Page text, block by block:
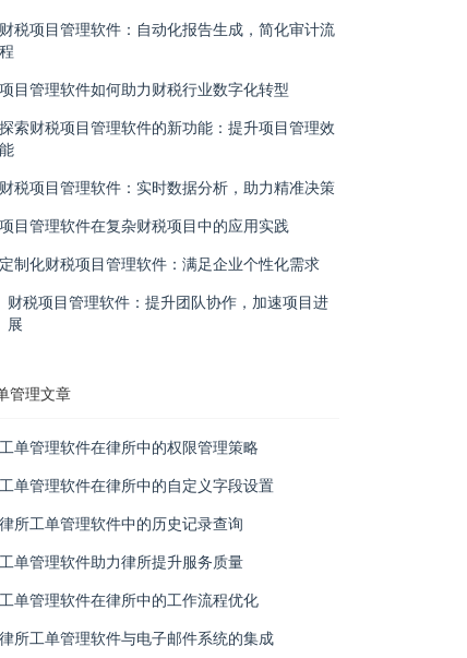
财税项目管理软件：自动化报告生成，简化审计流
程
项目管理软件如何助力财税行业数字化转型
探索财税项目管理软件的新功能：提升项目管理效
能
财税项目管理软件：实时数据分析，助力精准决策
项目管理软件在复杂财税项目中的应用实践
定制化财税项目管理软件：满足企业个性化需求
财税项目管理软件：提升团队协作，加速项目进
展
管理文章
工单管理软件在律所中的权限管理策略
工单管理软件在律所中的自定义字段设置
律所工单管理软件中的历史记录查询
工单管理软件助力律所提升服务质量
工单管理软件在律所中的工作流程优化
律所工单管理软件与电子邮件系统的集成